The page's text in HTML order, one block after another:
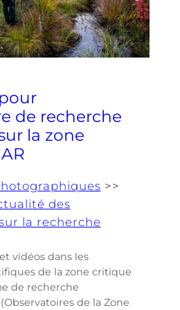
de recherche
la zone
>>
des
la recherche
vidéos dans les
de la zone critique
de recherche
de la Zone